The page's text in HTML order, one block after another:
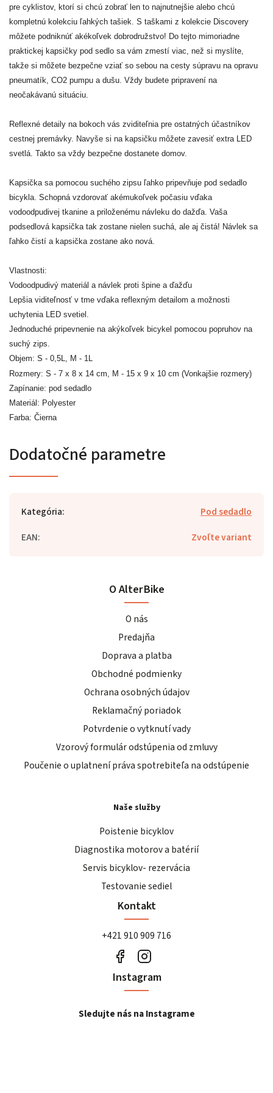
pre cyklistov, ktorí si chcú zobrať len to najnutnejšie alebo chcú
kompletnú kolekciu ľahkých tašiek. S taškami z kolekcie Discovery
môžete podniknúť akékoľvek dobrodružstvo! Do tejto mimoriadne
praktickej kapsičky pod sedlo sa vám zmestí viac, než si myslíte,
takže si môžete bezpečne vziať so sebou na cesty súpravu na opravu
pneumatík, CO2 pumpu a dušu. Vždy budete pripravení na
neočakávanú situáciu.
Reflexné detaily na bokoch vás zviditeľnia pre ostatných účastníkov
cestnej premávky. Navyše si na kapsičku môžete zavesiť extra LED
svetlá. Takto sa vždy bezpečne dostanete domov.
Kapsička sa pomocou suchého zipsu ľahko pripevňuje pod sedadlo
bicykla. Schopná vzdorovať akémukoľvek počasiu vďaka
vodoodpudivej tkanine a priloženému návleku do dažďa. Vaša
podsedlová kapsička tak zostane nielen suchá, ale aj čistá! Návlek sa
ľahko čistí a kapsička zostane ako nová.
Vlastnosti:
Vodoodpudivý materiál a návlek proti špine a ďažďu
Lepšia viditeľnosť v tme vďaka reflexným detailom a možnosti
uchytenia LED svetiel.
Jednoduché pripevnenie na akýkoľvek bicykel pomocou popruhov na
suchý zips.
Objem: S - 0,5L, M - 1L
Rozmery: S - 7 x 8 x 14 cm, M - 15 x 9 x 10 cm (Vonkajšie rozmery)
Zapínanie: pod sedadlo
Materiál: Polyester
Farba: Čierna
Dodatočné parametre
Kategória:
Pod sedadlo
EAN: Zvoľte variant
O AlterBike
O nás
Predajňa
Doprava a platba
Obchodné podmienky
Ochrana osobných údajov
Reklamačný poriadok
Potvrdenie o vytknutí vady
Vzorový formulár odstúpenia od zmluvy
Poučenie o uplatnení práva spotrebiteľa na odstúpenie
Naše služby
Poistenie bicyklov
Diagnostika motorov a batérií
Servis bicyklov- rezervácia
Testovanie sediel
Kontakt
+421 910 909 716
Instagram
Sledujte nás na Instagrame